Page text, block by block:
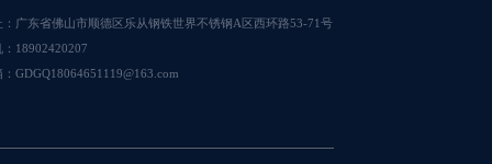
：广东省佛山市顺德区乐从钢铁世界不锈钢A区西环路53-71号
：18902420207
：GDGQ18064651119@163.com